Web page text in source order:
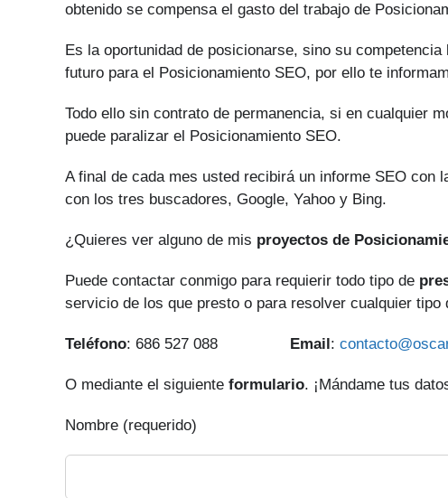
obtenido se compensa el gasto del trabajo de
Es la oportunidad de posicionarse, sino su
futuro para el Posicionamiento SEO, por ello te
Todo ello sin contrato de permanencia, si en cualquier
puede paralizar el Posicionamiento SEO.
A final de cada mes usted recibirá un informe SEO
con los tres buscadores, Google, Yahoo y Bing.
¿Quieres ver alguno de mis proyectos de
Puede contactar conmigo para requierir todo tipo de
servicio de los que presto o para resolver cualquier
Teléfono: 686 527 088 Email:
O mediante el siguiente formulario. ¡Mándame tus
Nombre (requerido)